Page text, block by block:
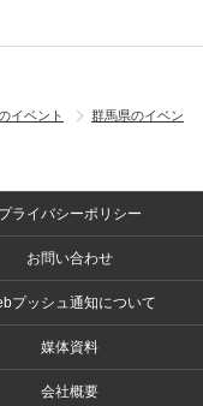
イベント
群馬県のイベン
プライバシーポリシー
お問い合わせ
プッシュ通知について
媒体資料
会社概要